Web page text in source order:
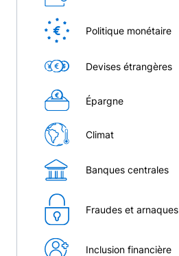
Politique monétaire
Devises étrangères
Épargne
Climat
Banques centrales
Fraudes et arnaques
Inclusion financière